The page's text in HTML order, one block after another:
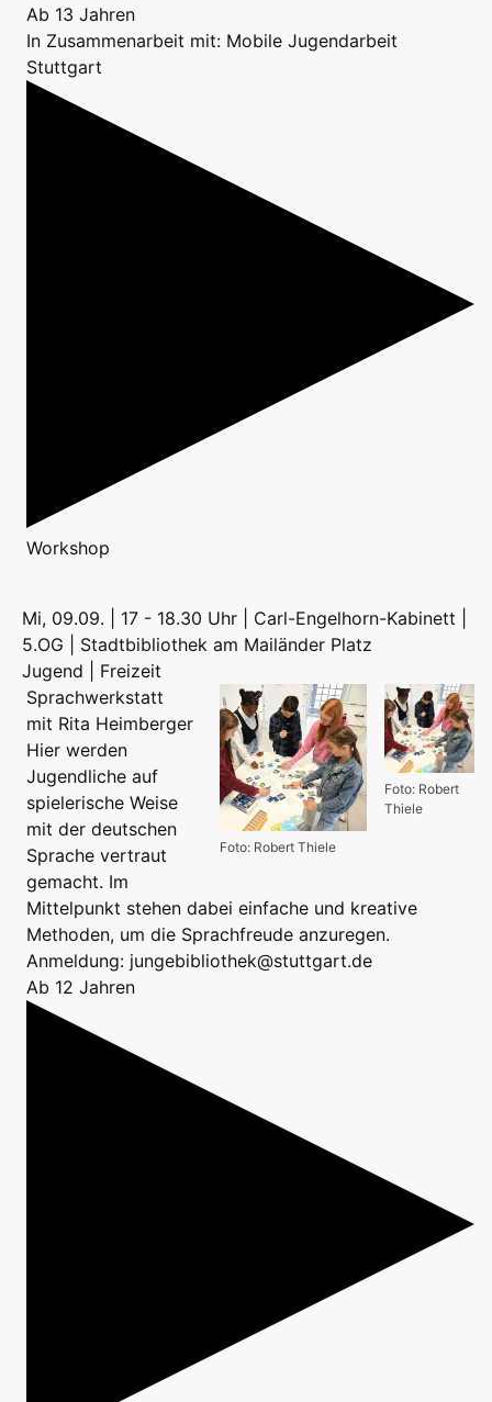
Ab 13 Jahren
In Zusammenarbeit mit: Mobile Jugendarbeit
Stuttgart
Workshop
Mi, 09.09. | 17 - 18.30 Uhr | Carl-Engelhorn-Kabinett |
5.OG | Stadtbibliothek am Mailänder Platz
Jugend | Freizeit
Foto: Robert
Thiele
Foto: Robert Thiele
Sprachwerkstatt
mit Rita Heimberger
Hier werden
Jugendliche auf
spielerische Weise
mit der deutschen
Sprache vertraut
gemacht. Im
Mittelpunkt stehen dabei einfache und kreative
Methoden, um die Sprachfreude anzuregen.
Anmeldung: jungebibliothek@stuttgart.de
Ab 12 Jahren